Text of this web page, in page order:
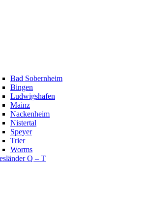
Bad Sobernheim
Bingen
Ludwigshafen
Mainz
Nackenheim
Nistertal
Speyer
Trier
Worms
Q – T